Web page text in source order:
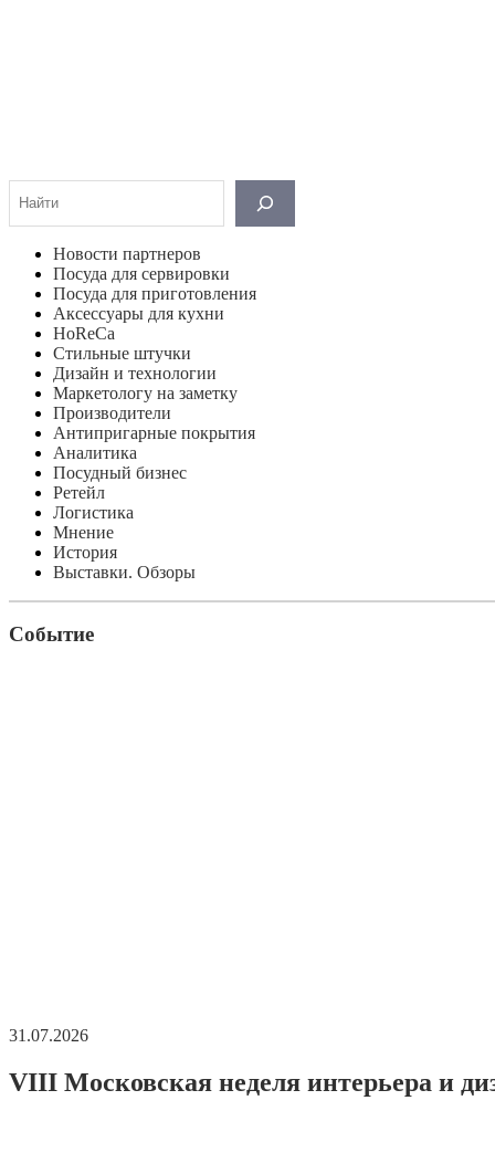
Новости партнеров
Посуда для сервировки
Посуда для приготовления
Аксессуары для кухни
HoReCa
Стильные штучки
Дизайн и технологии
Маркетологу на заметку
Производители
Антипригарные покрытия
Аналитика
Посудный бизнес
Ретейл
Логистика
Мнение
История
Выставки. Обзоры
Событие
31.07.2026
VIII Московская неделя интерьера и